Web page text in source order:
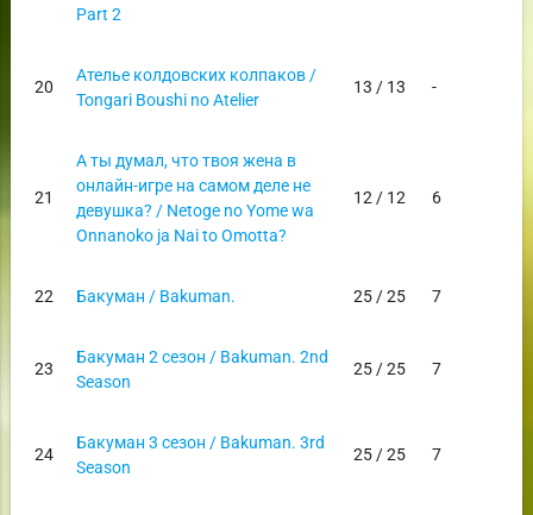
Part 2
20
Ателье колдовских колпаков /
Tongari Boushi no Atelier
13 / 13 -
21
А ты думал, что твоя жена в
онлайн-игре на самом деле не
девушка? / Netoge no Yome wa
Onnanoko ja Nai to Omotta?
12 / 12 6
22 Бакуман / Bakuman. 25 / 25 7
23
Бакуман 2 сезон / Bakuman. 2nd
Season
25 / 25 7
24
Бакуман 3 сезон / Bakuman. 3rd
Season
25 / 25 7